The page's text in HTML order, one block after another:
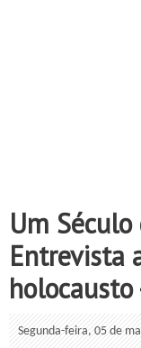
Um Século
Entrevista
Segunda-feira, 05 de